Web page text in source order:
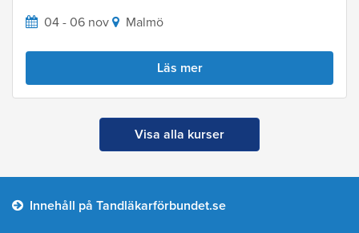
04 - 06 nov Malmö
Läs mer
Visa alla kurser
Innehåll på Tandläkarförbundet.se